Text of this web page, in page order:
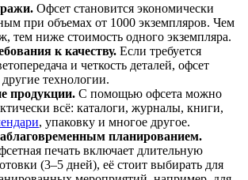
Офсет становится экономически
при объемах от 1000 экземпляров. Чем
тем ниже стоимость одного экземпляра.
к качеству. Если требуется
и четкость деталей, офсет
технологии.
продукции. С помощью офсета можно
всё: каталоги, журналы, книги,
, упаковку и многое другое.
планированием.
печать включает длительную
(3–5 дней), её стоит выбирать для